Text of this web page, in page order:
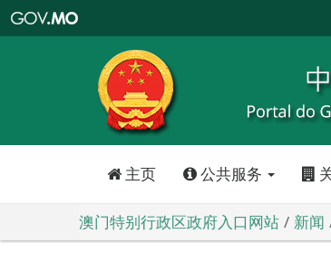
特
政
区
政
口
主页 公共服务
澳门特别行政区政府入口网站 新闻